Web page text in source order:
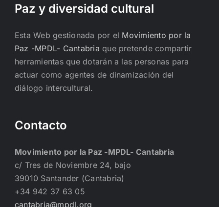
Paz y diversidad cultural
Esta Web gestionada por el Movimiento por la
Paz -MPDL- Cantabria que pretende compartir
herramientas que dotarán a las personas para
actuar como agentes de dinamización del
diálogo intercultural.
Contacto
Movimiento por la Paz -MPDL- Cantabria
c/ Tres de Noviembre 24, bajo
39010 Santander (Cantabria)
+34 942 37 63 05
cantabria@mpdl.org